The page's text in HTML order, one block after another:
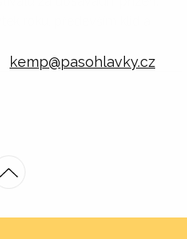
kemp@pasohlavky.cz